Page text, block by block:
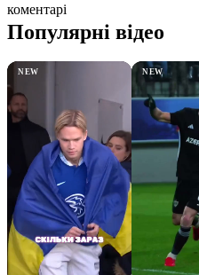
коментарі